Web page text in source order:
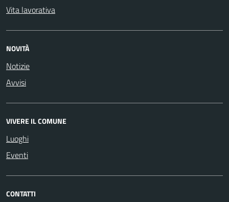
Vita lavorativa
NOVITÀ
Notizie
Avvisi
VIVERE IL COMUNE
Luoghi
Eventi
CONTATTI